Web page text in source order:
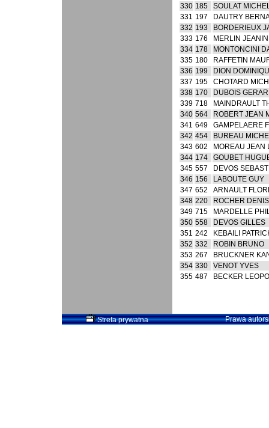
330 185
SOULAT
331 197
DAUTRY
332 193
BORDERIEUX
333 176
MERLIN
334 178
MONTONCINI
335 180
RAFFETIN
336 199
DION
337 195
CHOTARD
338 170
DUBOIS
339 718
MAINDRAULT
340 564
ROBERT JEAN
341 649
GAMPELAERE
342 454
BUREAU
343 602
MOREAU JEAN
344 174
GOUBET
345 557
DEVOS
346 156
LABOUTE GUY
347 652
ARNAULT
348 220
ROCHER DENIS
349 715
MARDELLE
350 558
DEVOS GILLES
351 242
KEBAILI
352 332
ROBIN BRUNO
353 267
BRUCKNER
354 330
VENOT YVES
355 487 BECKER
Strefa prywatna Prawa